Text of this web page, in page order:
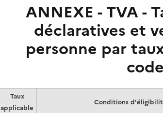
ANNEXE - TVA -
déclaratives et
personne par
Taux
applicable
Conditions